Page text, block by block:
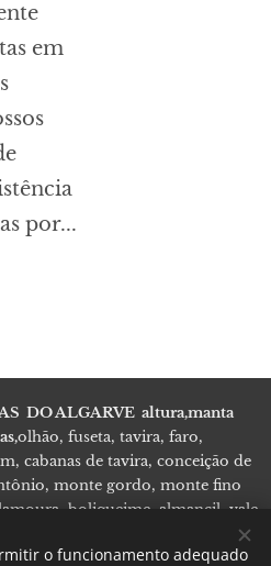
em
por...
DO ALGARVE altura,manta
olhão, fuseta, tavira, faro,
cabanas de tavira, conceição de
monte gordo, monte fino
boliqueime, almancil, vale
o funcionamento adequado